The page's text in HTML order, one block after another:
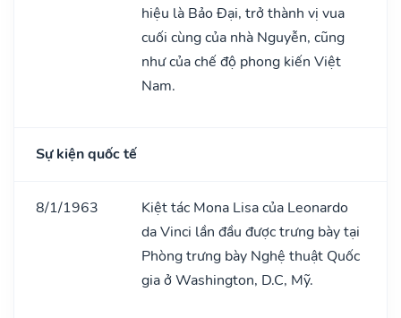
hiệu là Bảo Đại, trở thành vị vua
cuối cùng của nhà Nguyễn, cũng
như của chế độ phong kiến Việt
Nam.
Sự kiện quốc tế
8/1/1963
Kiệt tác Mona Lisa của Leonardo
da Vinci lần đầu được trưng bày tại
Phòng trưng bày Nghệ thuật Quốc
gia ở Washington, D.C, Mỹ.